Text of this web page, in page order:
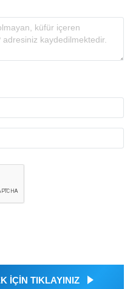
İÇİN TIKLAYINIZ